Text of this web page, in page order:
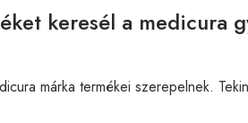
keresél a medicura
márka termékei szerepelnek.